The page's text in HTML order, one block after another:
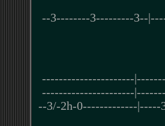
--3--------3---------3--
----------------------
----------------------
--3/-2h-0-------------